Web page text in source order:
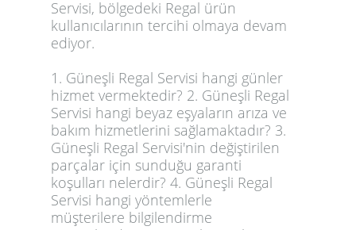
Servisi, bölgedeki Regal ürün
kullanıcılarının tercihi olmaya devam
ediyor.
1. Güneşli Regal Servisi hangi günler
hizmet vermektedir? 2. Güneşli Regal
Servisi hangi beyaz eşyaların arıza ve
bakım hizmetlerini sağlamaktadır? 3.
Güneşli Regal Servisi'nin değiştirilen
parçalar için sunduğu garanti
koşulları nelerdir? 4. Güneşli Regal
Servisi hangi yöntemlerle
müşterilere bilgilendirme